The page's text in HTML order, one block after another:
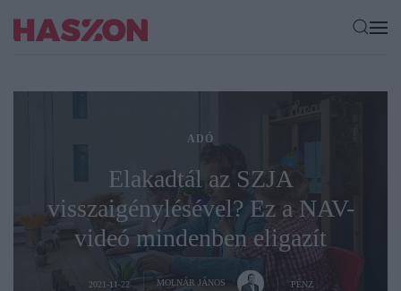
ADÓ
Elakadtál az SZJA
visszaigénylésével? Ez a NAV-
videó mindenben eligazít
2021-11-22 MOLNÁR JÁNOS PÉNZ